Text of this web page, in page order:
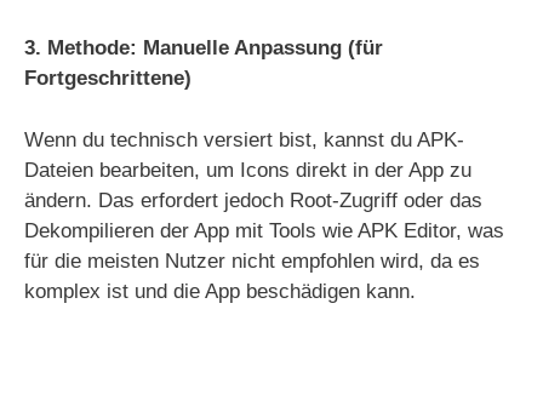
3. Methode: Manuelle Anpassung (für
Fortgeschrittene)
Wenn du technisch versiert bist, kannst du APK-
Dateien bearbeiten, um Icons direkt in der App zu
ändern. Das erfordert jedoch Root-Zugriff oder das
Dekompilieren der App mit Tools wie APK Editor, was
für die meisten Nutzer nicht empfohlen wird, da es
komplex ist und die App beschädigen kann.